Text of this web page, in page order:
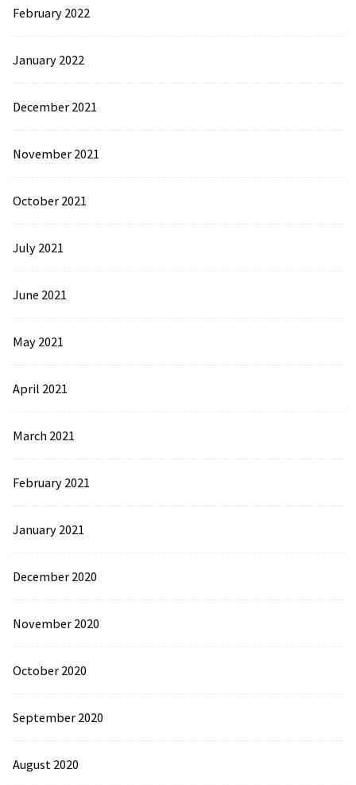
February 2022
January 2022
December 2021
November 2021
October 2021
July 2021
June 2021
May 2021
April 2021
March 2021
February 2021
January 2021
December 2020
November 2020
October 2020
September 2020
August 2020